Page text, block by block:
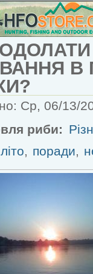
В
Ср, 06/13/
риби:
літо, поради,